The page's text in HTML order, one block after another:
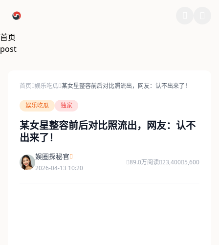
首页
post
首页 娱乐吃瓜 某女星整容前后对比照流出，网友：认不出来了！
娱乐吃瓜 独家
某女星整容前后对比照流出，网友：认不
出来了！
娱圈探秘官
2026-04-13 10:20
89.0万阅读 23,400 5,600